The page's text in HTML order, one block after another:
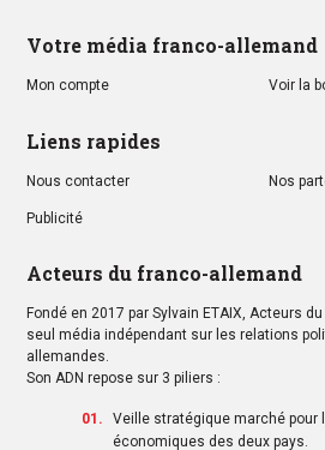
Votre média franco-allemand
Mon compte Voir la
Liens rapides
Nous contacter Nos
Publicité
Acteurs du franco-allemand
Fondé en 2017 par Sylvain ETAIX, Acteurs
seul média indépendant sur les relations
allemandes.
Son ADN repose sur 3 piliers :
Veille stratégique marché pour
économiques des deux pays.